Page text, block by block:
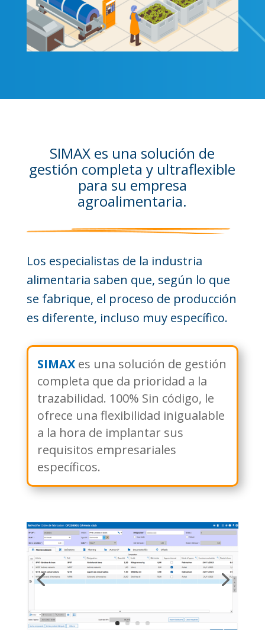
SIMAX es una solución de
gestión completa y ultraflexible
para su empresa
agroalimentaria.
Los especialistas de la industria
alimentaria saben que, según lo que
se fabrique, el proceso de producción
es diferente, incluso muy específico.
SIMAXes una solución de gestión
completa que da prioridad a la
trazabilidad. 100% Sin código, le
ofrece una flexibilidad inigualable
a la hora de implantar sus
requisitos empresariales
específicos.